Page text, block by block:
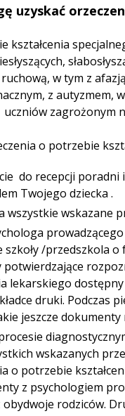
uzyskać
kształcenia
w tym z
z autyzmem,
zagrożonym
o potrzebie
do recepcji
Twojego dziecka .
wszystkie wskazane
/przedszkola
potwierdzające
lekarskiego
druki. Podczas
jeszcze dokumenty
wskazanych
o potrzebie
z psychologiem
rodziców.